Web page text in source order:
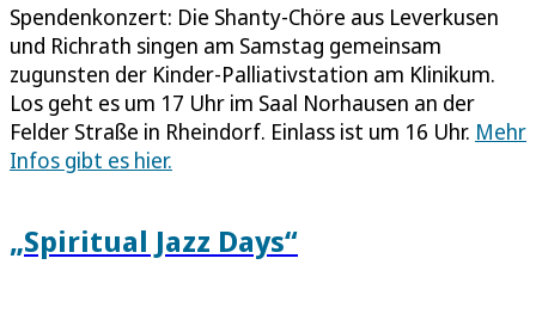
Spendenkonzert: Die Shanty-Chöre aus Leverkusen
und Richrath singen am Samstag gemeinsam
zugunsten der Kinder-Palliativstation am Klinikum.
Los geht es um 17 Uhr im Saal Norhausen an der
Felder Straße in Rheindorf. Einlass ist um 16 Uhr. Mehr
Infos gibt es hier.
„Spiritual Jazz Days“